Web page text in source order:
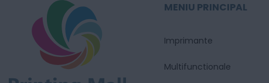
MENIU PRINCIPAL
Imprimante
Multifunctionale